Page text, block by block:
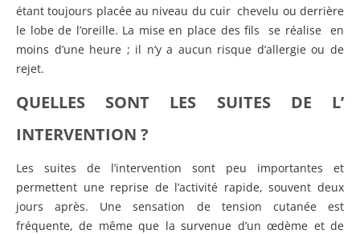
étant toujours placée au niveau du cuir chevelu ou derrière
le lobe de l’oreille. La mise en place des fils se réalise en
moins d’une heure ; il n’y a aucun risque d’allergie ou de
rejet.
QUELLES SONT LES SUITES DE L’
INTERVENTION ?
Les suites de l’intervention sont peu importantes et
permettent une reprise de l’activité rapide, souvent deux
jours après. Une sensation de tension cutanée est
fréquente, de même que la survenue d’un œdème et de